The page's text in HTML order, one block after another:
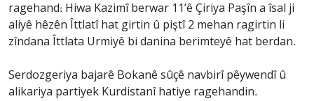
ragehand: Hiwa Kazimî berwar 11’ê Çiriya Paşîn a îsal ji
aliyê hêzên Îttlatî hat girtin û piştî 2 mehan ragirtin li
zîndana Îttlata Urmiyê bi danina berimteyê hat berdan.
Serdozgeriya bajarê Bokanê sûçê navbirî pêywendî û
alikariya partiyek Kurdistanî hatiye ragehandin.